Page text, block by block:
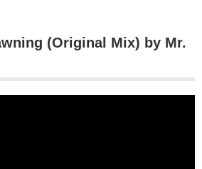
(Original Mix) by Mr.